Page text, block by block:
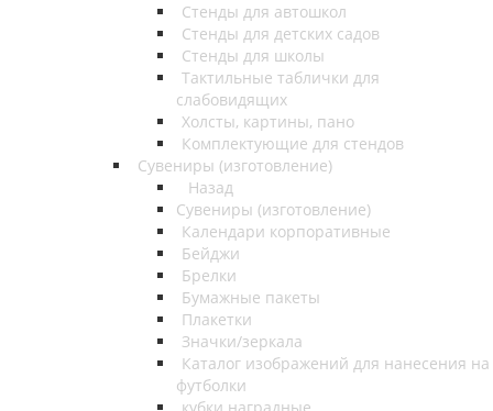
Стенды для автошкол
Стенды для детских садов
Стенды для школы
Тактильные таблички для
слабовидящих
Холсты, картины, пано
Комплектующие для стендов
Сувениры (изготовление)
Назад
Сувениры (изготовление)
Календари корпоративные
Бейджи
Брелки
Бумажные пакеты
Плакетки
Значки/зеркала
Каталог изображений для нанесения на
футболки